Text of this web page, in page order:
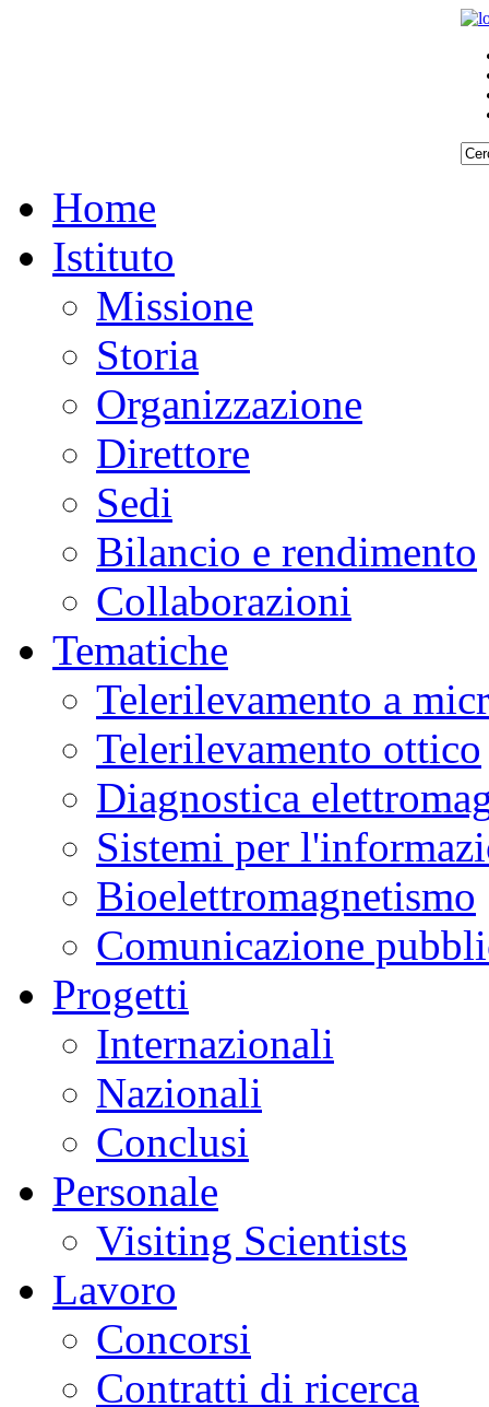
Home
Istituto
Missione
Storia
Organizzazione
Direttore
Sedi
Bilancio e rendimento
Collaborazioni
Tematiche
Telerilevamento a
Telerilevamento ottico
Diagnostica
Sistemi per
Bioelettromagnetismo
Comunicazione
Progetti
Internazionali
Nazionali
Conclusi
Personale
Visiting Scientists
Lavoro
Concorsi
Contratti di ricerca